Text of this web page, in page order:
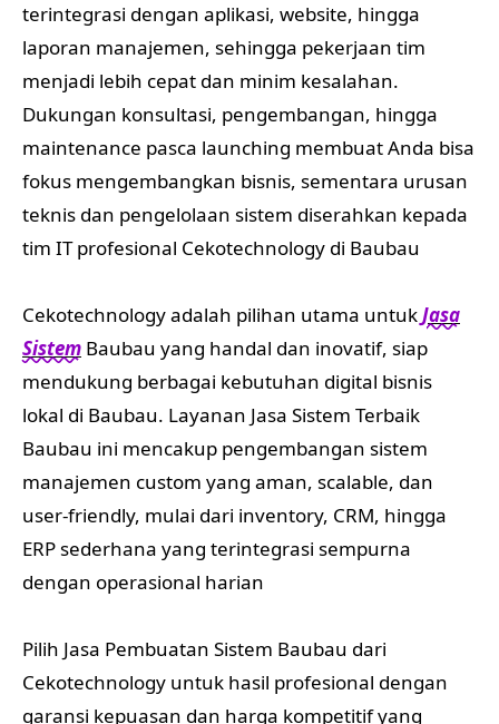
terintegrasi dengan aplikasi, website, hingga
laporan manajemen, sehingga pekerjaan tim
menjadi lebih cepat dan minim kesalahan.
Dukungan konsultasi, pengembangan, hingga
maintenance pasca launching membuat Anda bisa
fokus mengembangkan bisnis, sementara urusan
teknis dan pengelolaan sistem diserahkan kepada
tim IT profesional Cekotechnology di Baubau
Cekotechnology adalah pilihan utama untukJasa
Sistem Baubau yang handal dan inovatif, siap
mendukung berbagai kebutuhan digital bisnis
lokal di Baubau. Layanan Jasa Sistem Terbaik
Baubau ini mencakup pengembangan sistem
manajemen custom yang aman, scalable, dan
user-friendly, mulai dari inventory, CRM, hingga
ERP sederhana yang terintegrasi sempurna
dengan operasional harian
Pilih Jasa Pembuatan Sistem Baubau dari
Cekotechnology untuk hasil profesional dengan
garansi kepuasan dan harga kompetitif yang